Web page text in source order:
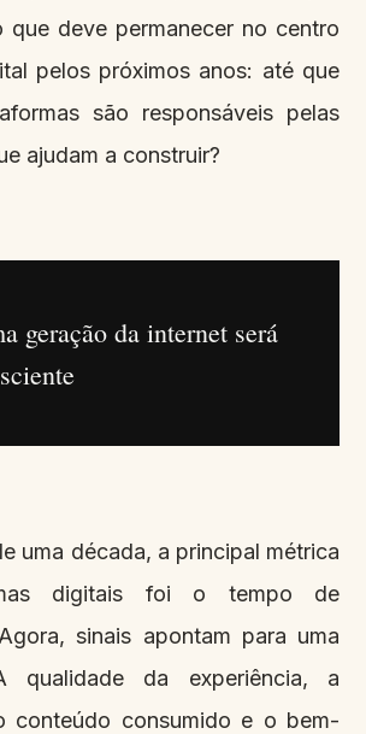
que deve permanecer no centro
pelos próximos anos: até que
são responsáveis pelas
ajudam a construir?
geração da internet será
uma década, a principal métrica
digitais foi o tempo de
sinais apontam para uma
qualidade da experiência, a
conteúdo consumido e o bem-